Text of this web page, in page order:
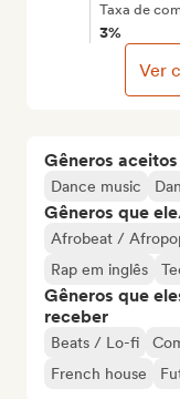
Gêneros
Dance music
Gêneros que
Afrobeat /
Rap em inglês
Gêneros que
receber
Beats / Lo-fi
French house
Taxa de
3%
Ver